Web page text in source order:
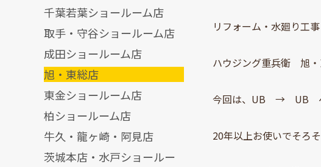
リフォーム・水廻り工
ハウジング重兵衛 旭・
今回は、UB → UB
20年以上お使いでそろ
千葉若葉ショールーム店
取手・守谷ショールーム店
成田ショールーム店
旭・東総店
東金ショールーム店
柏ショールーム店
牛久・龍ヶ崎・阿見店
茨城本店・水戸ショールー